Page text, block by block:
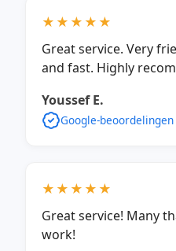
★★★★★
Great service. Very
and fast. Highly
Youssef E.
Google-beoordelingen
★★★★★
Great service! Many
work!